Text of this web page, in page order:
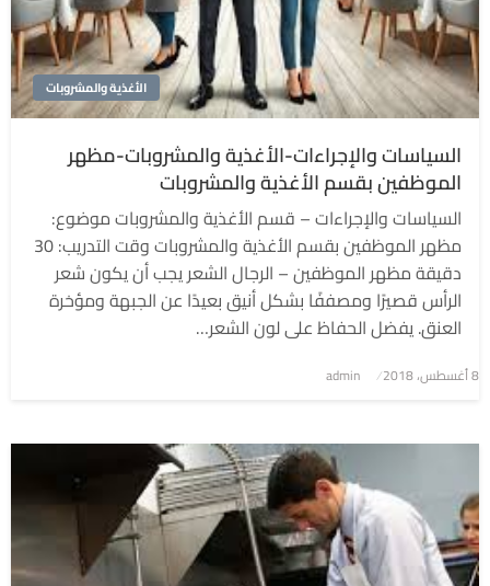
الأغذية والمشروبات
السياسات والإجراءات-الأغذية والمشروبات-مظهر
الموظفين بقسم الأغذية والمشروبات
السياسات والإجراءات – قسم الأغذية والمشروبات موضوع:
مظهر الموظفين بقسم الأغذية والمشروبات وقت التدريب: 30
دقيقة مظهر الموظفين – الرجال الشعر يجب أن يكون شعر
الرأس قصيرًا ومصففًا بشكل أنيق بعيدًا عن الجبهة ومؤخرة
العنق. يفضل الحفاظ على لون الشعر…
نُشر
8 أغسطس، 2018 admin